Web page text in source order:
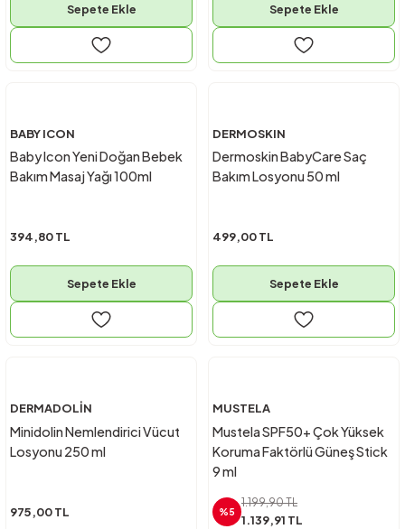
Sepete Ekle Sepete Ekle
BABY ICON
Baby Icon Yeni Doğan Bebek
Bakım Masaj Yağı 100ml
394,80 TL
Sepete Ekle
DERMOSKIN
Dermoskin BabyCare Saç
Bakım Losyonu 50 ml
499,00 TL
Sepete Ekle
DERMADOLİN
Minidolin Nemlendirici Vücut
Losyonu 250 ml
975,00 TL
MUSTELA
Mustela SPF50+ Çok Yüksek
Koruma Faktörlü Güneş Stick
9 ml
%5
1.199,90 TL
1.139,91 TL